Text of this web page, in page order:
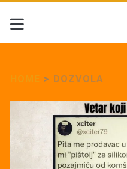
> DOZVOLA
Tag: